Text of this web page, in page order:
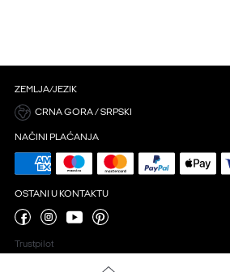
ZEMLJA/JEZIK
CRNA GORA / SRPSKI
NAČINI PLAĆANJA
OSTANI U KONTAKTU
Trustpilot